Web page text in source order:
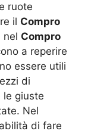
ruote
il Compro
nel Compro
a reperire
essere utili
di
le giuste
Nel
di fare